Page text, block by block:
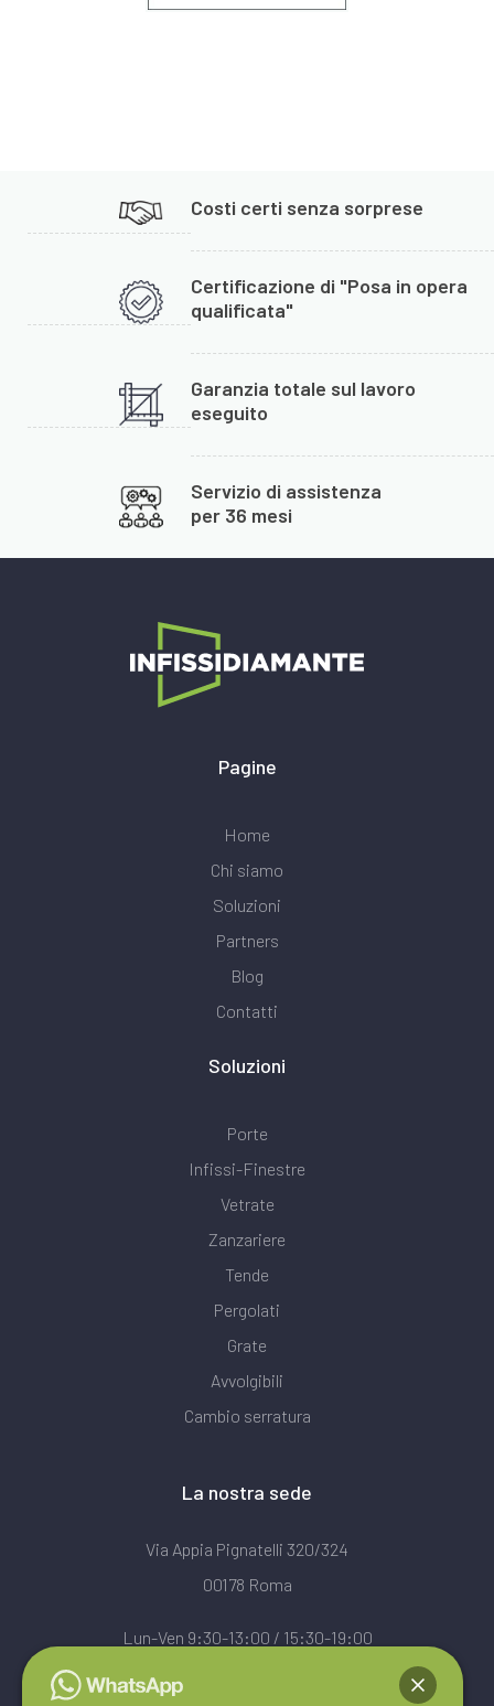
Costi certi senza sorprese
Certificazione di "Posa in opera
qualificata"
Garanzia totale sul lavoro
eseguito
Servizio di assistenza
per 36 mesi
Pagine
Home
Chi siamo
Soluzioni
Partners
Blog
Contatti
Soluzioni
Porte
Infissi-Finestre
Vetrate
Zanzariere
Tende
Pergolati
Grate
Avvolgibili
Cambio serratura
La nostra sede
Via Appia Pignatelli 320/324
00178 Roma
Lun-Ven 9:30-13:00 / 15:30-19:00